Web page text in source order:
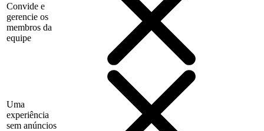
Convide e
gerencie os
membros da
equipe
Uma
experiência
sem anúncios